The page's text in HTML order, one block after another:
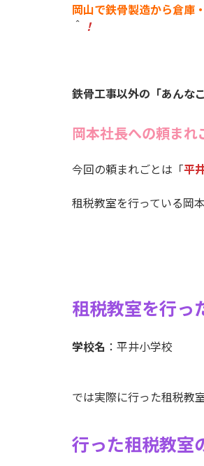
岡山で鉄骨製造から倉庫
＾ ！
鉄骨工事以外の「あんな
岡本社長への頼まれ
今回の頼まれごとは「平
租税教室を行っている岡
租税教室を行っ
学校名 ：平井小学校
では実際に行った租税教
行った租税教室